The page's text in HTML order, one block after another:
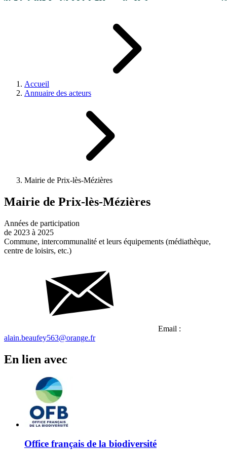
Accueil
Annuaire des acteurs
Mairie de Prix-lès-Mézières
Mairie de Prix-lès-Mézières
Années de participation
de 2023 à 2025
Commune, intercommunalité et leurs équipements (médiathèque,
centre de loisirs, etc.)
Email :
alain.beaufey563@orange.fr
En lien avec
Office français de la biodiversité